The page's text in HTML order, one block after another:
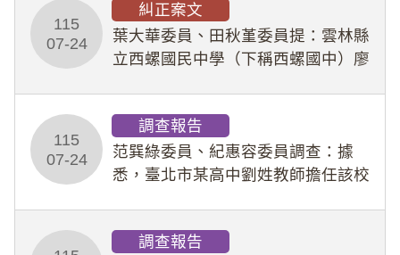
業把關與糾錯功能，不僅首份調查報
告漏未審酌師生不
115
07-24
糾正案文
葉大華委員、田秋堇委員提：雲林縣
立西螺國民中學（下稱西螺國中）廖
教羽球隊學生等行為，歷經該校校園
事件處理會議（下
115
07-24
調查報告
范巽綠委員、紀惠容委員調查：據
悉，臺北市某高中劉姓教師擔任該校
行拍攝特定樣態性影像並以手機傳送
調查報告